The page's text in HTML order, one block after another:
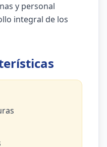
y personal
integral de los